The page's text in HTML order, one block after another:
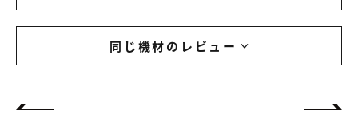
同じ機材のレビュー